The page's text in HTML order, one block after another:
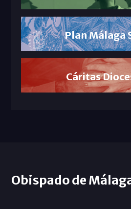
Plan Málaga
Cáritas
Obispado de